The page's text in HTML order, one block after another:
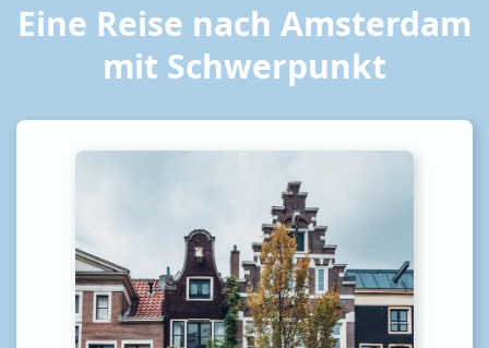
Eine Reise nach Amsterdam
mit Schwerpunkt